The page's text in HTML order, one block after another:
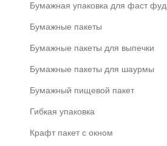
Бумажная упаковка для фаст
Бумажные пакеты
Бумажные пакеты для выпечки
Бумажные пакеты для шаурмы
Бумажный пищевой пакет
Гибкая упаковка
Крафт пакет с окном